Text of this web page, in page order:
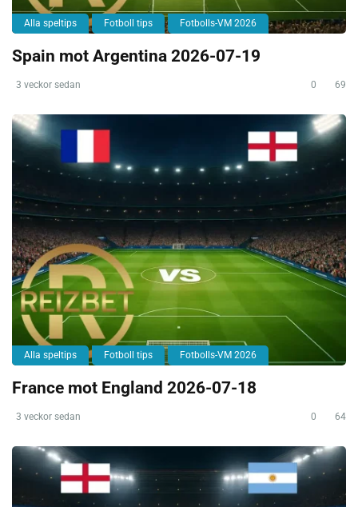
Alla speltips Fotboll tips Fotbolls-VM 2026
Spain mot Argentina 2026-07-19
3 veckor sedan 0 69
Alla speltips Fotboll tips Fotbolls-VM 2026
France mot England 2026-07-18
3 veckor sedan 0 64